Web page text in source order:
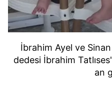
İbrahim Ayel ve
dedesi İbrahim
an